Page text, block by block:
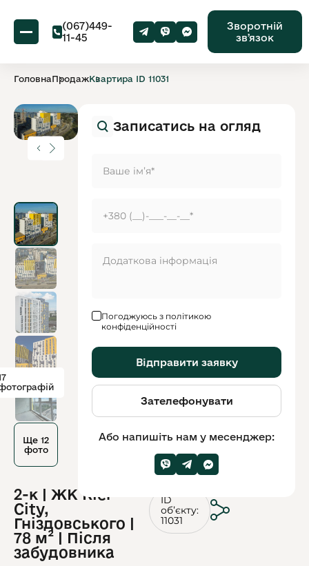
(067)449-
11-45
Зворотній
звʼязок
ГоловнаПродажКвартира ID 11031
Ще 12
фото
2-к | ЖК Riel
City,
Гніздовського |
78 м² | Після
забудовника
ID
обʼєкту:
11031
Записатись на огляд
Погоджуюсь з політикою
конфіденційності
Відправити заявку
Зателефонувати
Або напишіть нам у месенджер: